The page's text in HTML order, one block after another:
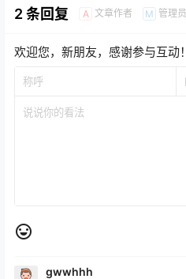
2 条回复 A 文章作者 M 管理员
欢迎您，新朋友，感谢参与互动！
gwwhhh